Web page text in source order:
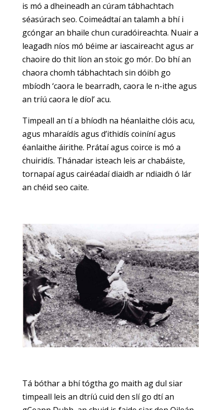
is mó a dheineadh an cúram tábhachtach
séasúrach seo. Coimeádtaí an talamh a bhí i
gcóngar an bhaile chun curadóireachta. Nuair a
leagadh níos mó béime ar iascaireacht agus ar
chaoire do thit líon an stoic go mór. Do bhí an
chaora chomh tábhachtach sin dóibh go
mbíodh ‘caora le bearradh, caora le n-ithe agus
an tríú caora le díol’ acu.
Timpeall an tí a bhíodh na héanlaithe clóis acu,
agus mharaídís agus d’ithidís coiníní agus
éanlaithe áirithe. Prátaí agus coirce is mó a
chuiridís. Thánadar isteach leis ar chabáiste,
tornapaí agus cairéadaí diaidh ar ndiaidh ó lár
an chéid seo caite.
Tá bóthar a bhí tógtha go maith ag dul siar
timpeall leis an dtríú cuid den slí go dtí an